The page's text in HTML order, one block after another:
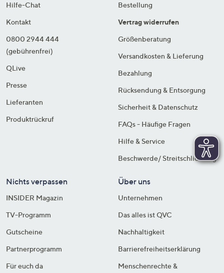
Hilfe-Chat
Kontakt
0800 2944 444
(gebührenfrei)
QLive
Presse
Lieferanten
Produktrückruf
Bestellung
Vertrag widerrufen
Größenberatung
Versandkosten & Lieferung
Bezahlung
Rücksendung & Entsorgung
Sicherheit & Datenschutz
FAQs - Häufige Fragen
Hilfe & Service
Beschwerde/ Streitschlichtung
Nichts verpassen
INSIDER Magazin
TV-Programm
Gutscheine
Partnerprogramm
Für euch da
Über uns
Unternehmen
Das alles ist QVC
Nachhaltigkeit
Barrierefreiheitserklärung
Menschenrechte &